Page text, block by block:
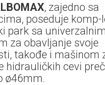
, zajedno sa
poseduje komp-
park sa
za obavljanje svoje
takođe i mašinom
hidrauličkih cevi
ø46mm.